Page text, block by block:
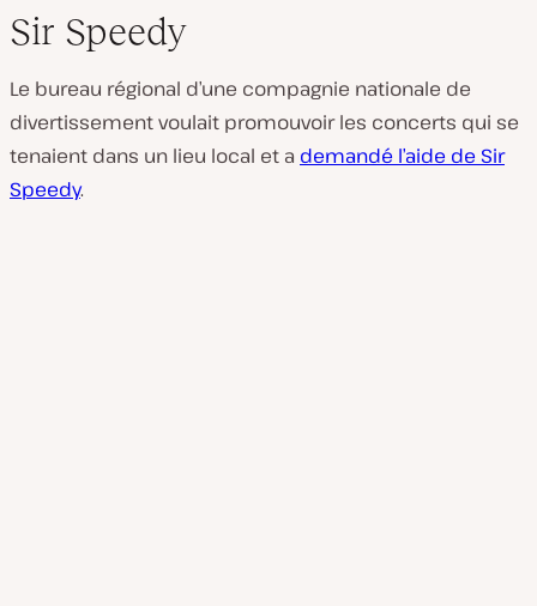
Sir Speedy
Le bureau régional d’une compagnie nationale de
divertissement voulait promouvoir les concerts qui se
tenaient dans un lieu local et a demandé l’aide de Sir
Speedy.